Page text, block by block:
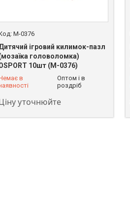
M-0376
ігровий килимок-пазл
головоломка)
10шт (M-0376)
в
Оптом і в
роздріб
уточнюйте
+380 (93) 625-49-82